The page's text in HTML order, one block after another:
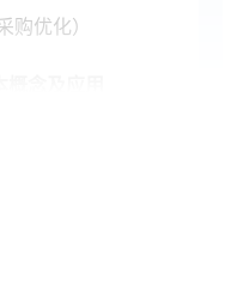
购优化）
理